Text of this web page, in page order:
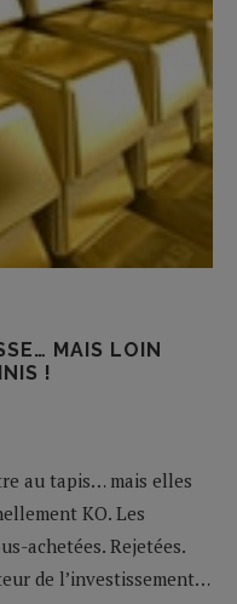
MAIS LOIN
!
au tapis… mais elles
KO. Les
achetées. Rejetées.
de l’investissement…